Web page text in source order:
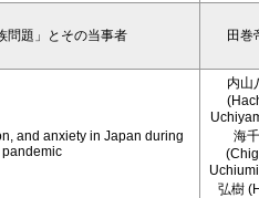
問題」とその当事者 田巻
and anxiety in Japan during
内山
海
弘樹